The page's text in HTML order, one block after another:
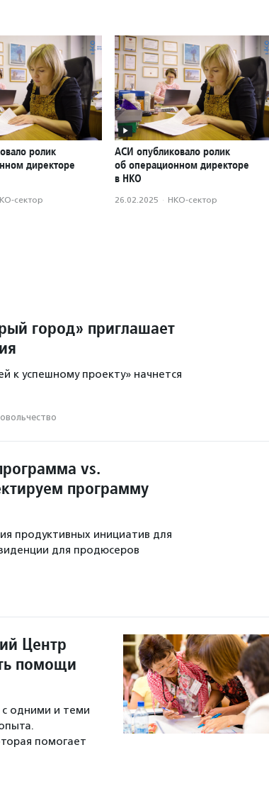
ролик
директоре
сектор
АСИ опубликовало ролик
об операционном директоре
в НКО
26.02.2025 · НКО-сектор
город» приглашает
к успешному проекту» начнется
vs.
программу
продуктивных инициатив для
для продюсеров
Центр
помощи
одними и теми
помогает